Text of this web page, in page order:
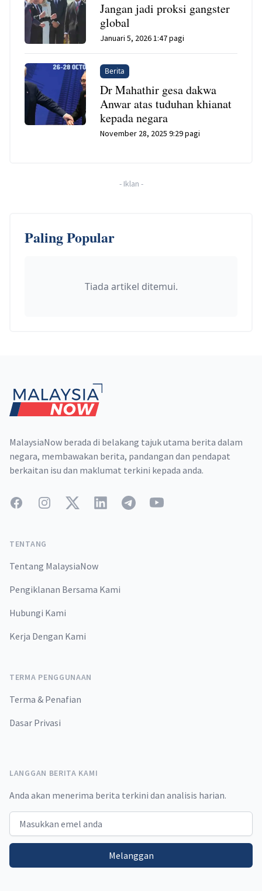
Jangan jadi proksi gangster
global
Januari 5, 2026 1:47 pagi
Berita
Dr Mahathir gesa dakwa
Anwar atas tuduhan khianat
kepada negara
November 28, 2025 9:29 pagi
- Iklan -
Paling Popular
Tiada artikel ditemui.
MalaysiaNow berada di belakang tajuk utama berita dalam
negara, membawakan berita, pandangan dan pendapat
berkaitan isu dan maklumat terkini kepada anda.
FacebookInstagramTwitterLinkedInTelegramYouTube
TENTANG
Tentang MalaysiaNow
Pengiklanan Bersama Kami
Hubungi Kami
Kerja Dengan Kami
TERMA PENGGUNAAN
Terma & Penafian
Dasar Privasi
LANGGAN BERITA KAMI
Anda akan menerima berita terkini dan analisis harian.
Email address
Melanggan